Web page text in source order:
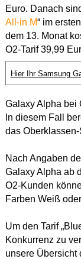
Euro. Danach
All-in M“ im
dem 13. Monat
O2-Tarif 39,99
Hier Ihr Samsung
Galaxy Alpha bei
In diesem Fall
das
Nach Angaben
Galaxy Alpha ab
O2-Kunden
Farben Weiß
Um den Tarif
Konkurrenz zu
unsere Übersicht